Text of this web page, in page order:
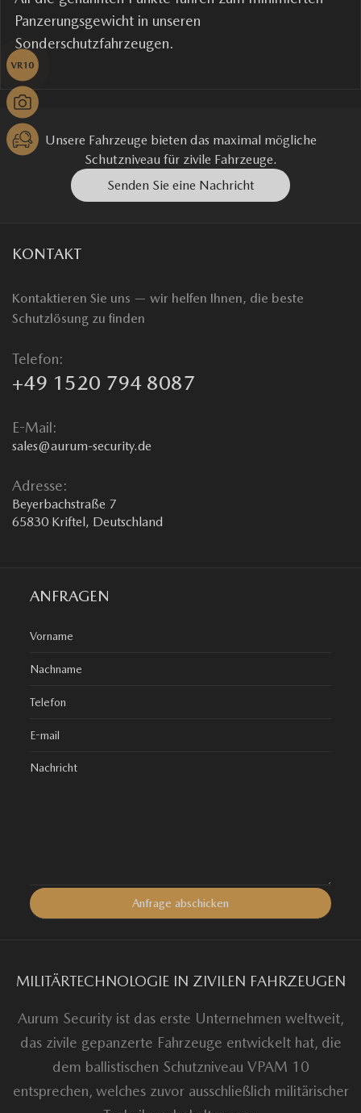
Panzerungsgewicht in unseren
Sonderschutzfahrzeugen.
Unsere Fahrzeuge bieten das maximal mögliche
Schutzniveau für zivile Fahrzeuge.
Senden Sie eine Nachricht
KONTAKT
Kontaktieren Sie uns — wir helfen Ihnen, die beste
Schutzlösung zu finden
Telefon:
+49 1520 794 8087
E-Mail:
sales@aurum-security.de
Adresse:
Beyerbachstraße 7
65830 Kriftel, Deutschland
ANFRAGEN
MILITÄRTECHNOLOGIE IN ZIVILEN FAHRZEUGEN
Aurum Security ist das erste Unternehmen weltweit,
das zivile gepanzerte Fahrzeuge entwickelt hat, die
dem ballistischen Schutzniveau VPAM 10
entsprechen, welches zuvor ausschließlich militärischer